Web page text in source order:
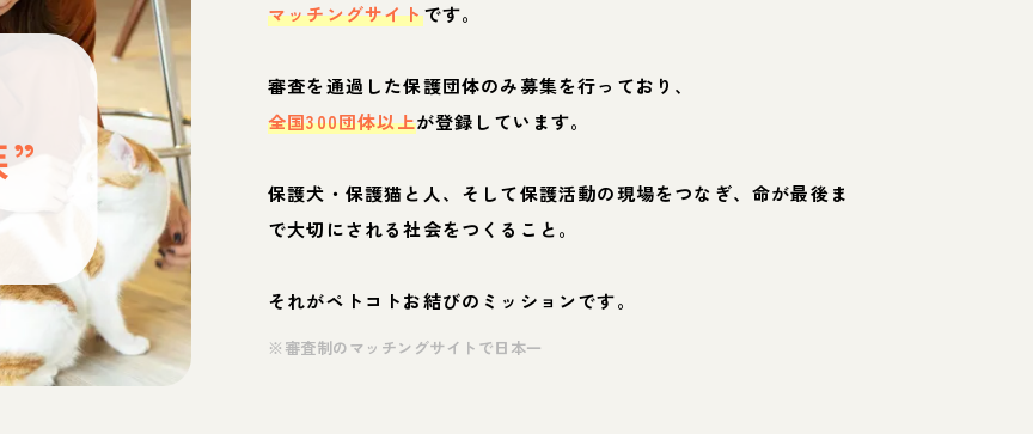
マッチングサイトです。
審査を通過した保護団体のみ募集を行っており、
全国300団体以上が登録しています。
保護犬・保護猫と人、そして保護活動の現場をつなぎ、命が最後ま
で大切にされる社会をつくること。
それがペトコトお結びのミッションです。
※審査制のマッチングサイトで日本一